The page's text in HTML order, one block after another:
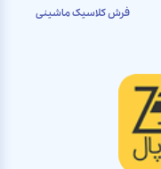
فرش کلاسیک ماشینی